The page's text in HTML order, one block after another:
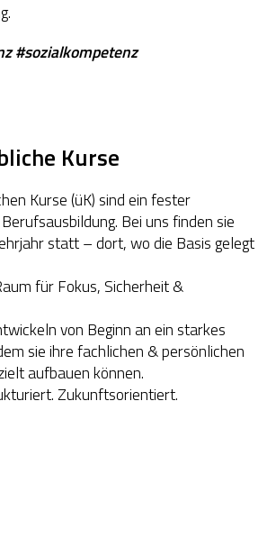
#sozialkompetenz
Kurse
Kurse (üK) sind ein fester
Bei uns finden sie
statt – dort, wo die Basis gelegt
für Fokus, Sicherheit &
von Beginn an ein starkes
sie ihre fachlichen & persönlichen
aufbauen können.
Zukunftsorientiert.